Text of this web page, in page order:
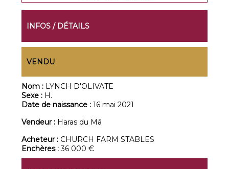
INFOS / DÉTAILS
VENDU
Nom : LYNCH D'OLIVATE
Sexe : H.
Date de naissance :16 mai 2021
Vendeur : Haras du Mâ
Acheteur : CHURCH FARM STABLES
Enchères :36 000 €